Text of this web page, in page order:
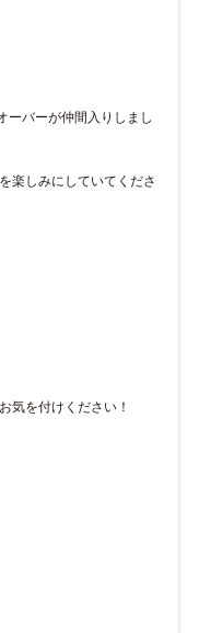
ーバーが仲間入りしまし
楽しみにしていてくださ
気を付けください！